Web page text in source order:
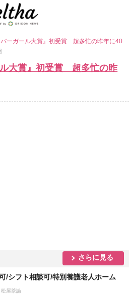
ーガール大賞』初受賞 超多忙の昨年に40
大賞』初受賞 超多忙の昨
さらに見る
/シフト相談可/特別養護老人ホーム
屋茶論